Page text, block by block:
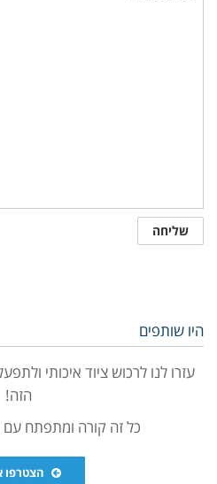
היו שותפים
עזרו לנו לרכוש ציוד איכותי
הזה!
כל זה קורה ומתפתח
הצטרפו